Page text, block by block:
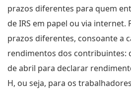
prazos diferentes para quem
de IRS em papel ou via internet.
prazos diferentes, consoante a
rendimentos dos contribuintes:
de abril para declarar
H, ou seja, para os